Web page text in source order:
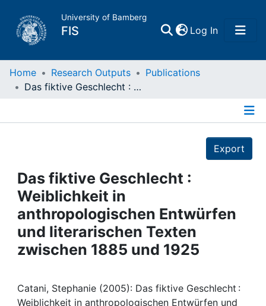
University of Bamberg
FIS Log In(current)
Home
Projects
People
Institutions
My FIS
Home Research Outputs
Publications
Das fiktive Geschlecht : Weiblichkeit in anthropologischen Entwürfen und literarischen Texten zwischen 1885 und 1925
Export
Das fiktive Geschlecht :
Weiblichkeit in
anthropologischen Entwürfen
und literarischen Texten
zwischen 1885 und 1925
Catani, Stephanie (2005): Das fiktive Geschlecht :
Weiblichkeit in anthropologischen Entwürfen und